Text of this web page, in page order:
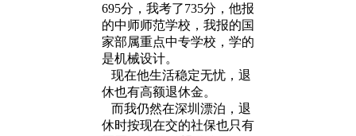
695分，我考了735分，他报
的中师师范学校，我报的国
家部属重点中专学校，学的
是机械设计。
现在他生活稳定无忧，退
休也有高额退休金。
而我仍然在深圳漂泊，退
休时按现在交的社保也只有